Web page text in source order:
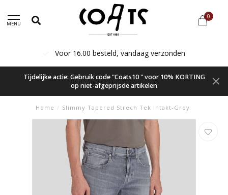
MENU
0
Voor 16.00 besteld, vandaag verzonden
Tijdelijke actie: Gebruik code "Coats10 " voor 10% KORTING
op niet-afgeprijsde artikelen
Home / Slimmy Tapered Strech Tek Intakt-Grey